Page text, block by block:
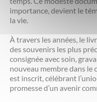
importance, devient le
la vie.
À travers les années, le
des souvenirs les plus
consignée avec soin,
nouveau membre dans le
est inscrit, célébrant
promesse d’un avenir